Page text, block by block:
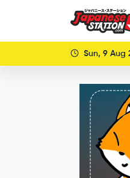
Sun, 9 Aug